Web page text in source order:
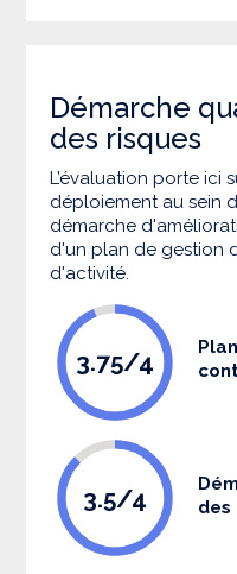
Démarche
des risques
L’évaluation porte ici
déploiement au sein
démarche
d'un plan de gestion
d'activité.
3.75/4
3.5/4
des